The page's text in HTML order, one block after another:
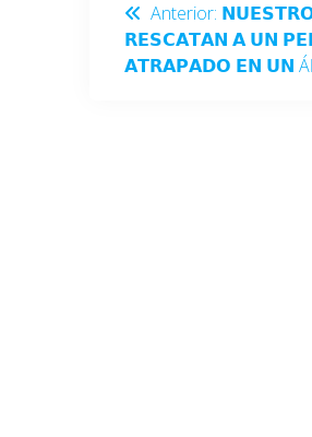
Anterior:
𝗥𝗘𝗦𝗖𝗔𝗧𝗔𝗡 𝗔 𝗨𝗡
𝗔𝗧𝗥𝗔𝗣𝗔𝗗𝗢 𝗘𝗡 𝗨𝗡